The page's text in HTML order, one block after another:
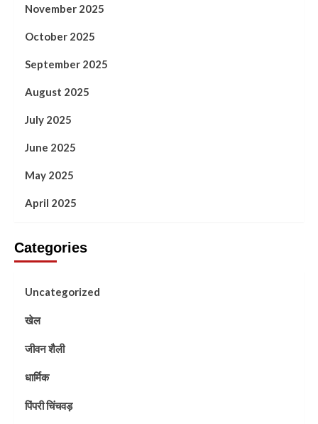
November 2025
October 2025
September 2025
August 2025
July 2025
June 2025
May 2025
April 2025
Categories
Uncategorized
खेल
जीवन शैली
धार्मिक
पिंपरी चिंचवड़